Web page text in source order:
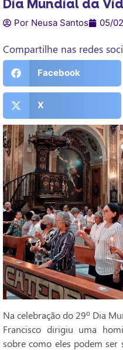
Dia Mundial da
Por Neusa Santos 05/
Compartilhe nas redes
Facebook
X
Na celebração do 29º Dia
Francisco dirigiu uma
sobre como eles podem ser